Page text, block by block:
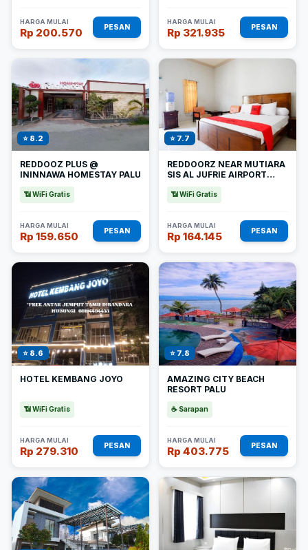
HARGA MULAI
Rp 200.570 PESAN
HARGA MULAI
Rp 321.935 PESAN
⭐ 8.2
REDDOOZ PLUS @
ININNAWA HOMESTAY PALU
📶 WiFi Gratis
HARGA MULAI
Rp 159.650 PESAN
⭐ 7.7
REDDOORZ NEAR MUTIARA
SIS AL JUFRIE AIRPORT
📶 WiFi Gratis
HARGA MULAI
Rp 164.145 PESAN
⭐ 8.6
HOTEL KEMBANG JOYO
📶 WiFi Gratis
HARGA MULAI
Rp 279.310 PESAN
⭐ 7.8
AMAZING CITY BEACH
RESORT PALU
☕ Sarapan
HARGA MULAI
Rp 403.775 PESAN